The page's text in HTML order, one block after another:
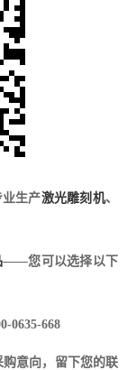
生产激光雕刻机、
——您可以选择以下
0635-668
意向，留下您的联